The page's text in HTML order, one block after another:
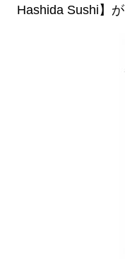
Hashida Sushi】